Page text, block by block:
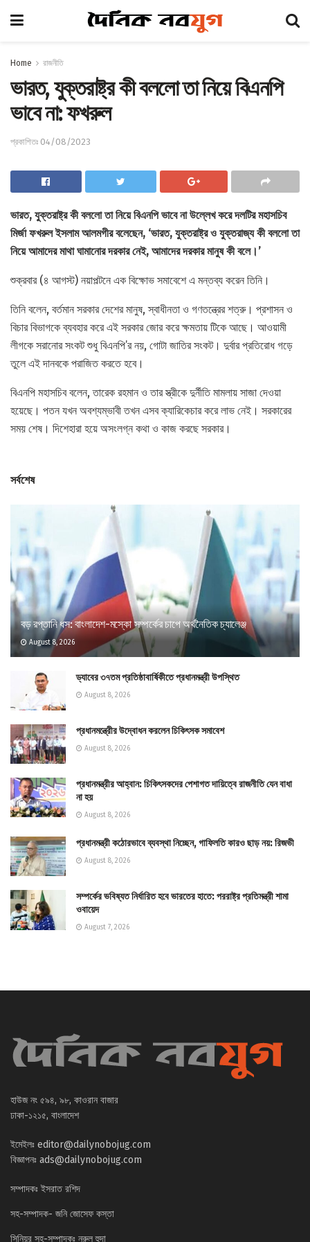
Home রাজনীতি
ভারত, যুক্তরাষ্ট্র কী বললো তা নিয়ে বিএনপি
ভাবে না: ফখরুল
প্রকাশিতঃ 04/08/2023
ভারত, যুক্তরাষ্ট্র কী বললো তা নিয়ে বিএনপি ভাবে না উল্লেখ করে দলটির মহাসচিব
মির্জা ফখরুল ইসলাম আলমগীর বলেছেন, ‘ভারত, যুক্তরাষ্ট্র ও যুক্তরাজ্য কী বললো তা
নিয়ে আমাদের মাথা ঘামানোর দরকার নেই, আমাদের দরকার মানুষ কী বলে।’
শুক্রবার (৪ আগস্ট) নয়াপল্টনে এক বিক্ষোভ সমাবেশে এ মন্তব্য করেন তিনি।
তিনি বলেন, বর্তমান সরকার দেশের মানুষ, স্বাধীনতা ও গণতন্ত্রের শত্রু। প্রশাসন ও
বিচার বিভাগকে ব্যবহার করে এই সরকার জোর করে ক্ষমতায় টিকে আছে। আওয়ামী
লীগকে সরানোর সংকট শুধু বিএনপি’র নয়, গোটা জাতির সংকট। দুর্বার প্রতিরোধ গড়ে
তুলে এই দানবকে পরাজিত করতে হবে।
বিএনপি মহাসচিব বলেন, তারেক রহমান ও তার স্ত্রীকে দুর্নীতি মামলায় সাজা দেওয়া
হয়েছে। পতন যখন অবশ্যম্ভাবী তখন এসব ক্যারিকেচার করে লাভ নেই। সরকারের
সময় শেষ। দিশেহারা হয়ে অসংলগ্ন কথা ও কাজ করছে সরকার।
সর্বশেষ
বড় রপ্তানি ধস: বাংলাদেশ-মস্কো সম্পর্কের চাপে অর্থনৈতিক চ্যালেঞ্জ
August 8, 2026
ড্যাবের ৩৭তম প্রতিষ্ঠাবার্ষিকীতে প্রধানমন্ত্রী উপস্থিত
August 8, 2026
প্রধানমন্ত্রীের উদ্বোধন করলেন চিকিৎসক সমাবেশ
August 8, 2026
প্রধানমন্ত্রীর আহ্বান: চিকিৎসকদের পেশাগত দায়িত্বে রাজনীতি যেন বাধা
না হয়
August 8, 2026
প্রধানমন্ত্রী কঠোরভাবে ব্যবস্থা নিচ্ছেন, গাফিলতি কারও ছাড় নয়: রিজভী
August 8, 2026
সম্পর্কের ভবিষ্যত নির্ধারিত হবে ভারতের হাতে: পররাষ্ট্র প্রতিমন্ত্রী শামা
ওবায়েদ
August 7, 2026
হাউজ নং ৫৯৪, ৯৮, কাওরান বাজার
ঢাকা-১২১৫, বাংলাদেশ
ইমেইলঃ editor@dailynobojug.com
বিজ্ঞাপনঃ ads@dailynobojug.com
সম্পাদকঃ ইসরাত রশিদ
সহ-সম্পাদক- জনি জোসেফ কস্তা
সিনিয়র সহ-সম্পাদকঃ নুরুল হুদা